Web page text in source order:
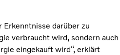
Erkenntnisse darüber zu
verbraucht wird, sondern auch
eingekauft wird“, erklärt